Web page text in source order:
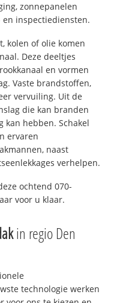
zonnepanelen
inspectiediensten.
kolen of olie komen
Deze deeltjes
en vormen
Vaste brandstoffen,
vervuiling. Uit de
die kan branden
kan hebben. Schakel
ervaren
naast
verhelpen.
ochtend 070-
voor u klaar.
in regio Den
technologie werken